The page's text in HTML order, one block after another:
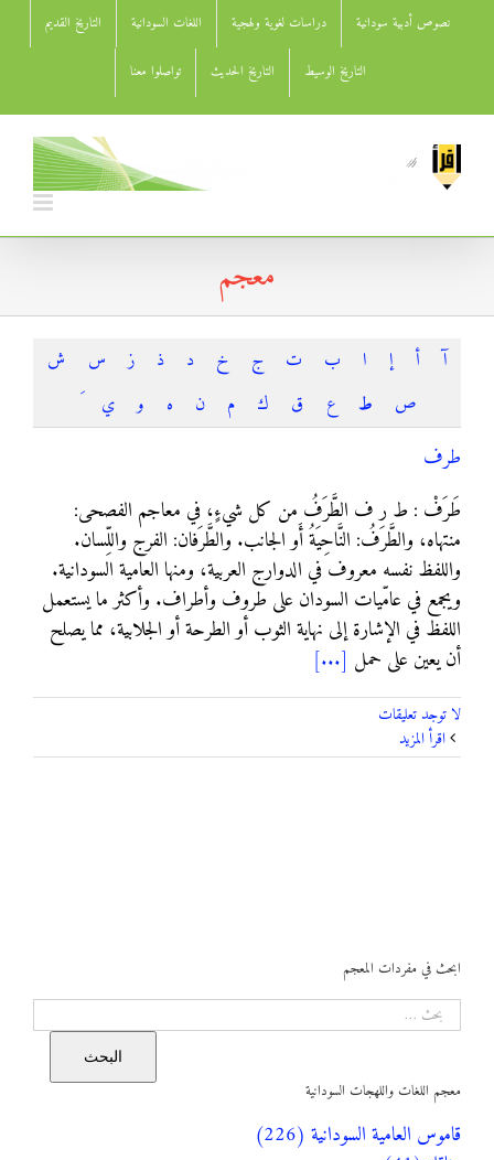
نصوص أدبية سودانية دراسات لغوية ولهجية اللغات السودانية التاريخ القديم
التاريخ الوسيط التاريخ الحديث تواصلوا معنا
معجم
آ أ إ ا ب ت ج خ د ذ ز س
ش
ص
ط ع ق ك م ن ه و ي
طرف
طَرَفْ : ط ر ف الطَّرَفُ من كل شيءٍ، في معاجم الفصحى:
منتهاه، والطَّرَفُ: النَّاحِيَةُ أَو الجانب. والطَّرَفان: الفرج واللِّسان.
واللفظ نفسه معروف في الدوارج العربية، ومنها العامية السودانية.
ويجمع في عامّيات السودان على طروف وأطراف. وأكثر ما يستعمل
اللفظ في الإشارة إلى نهاية الثوب أو الطرحة أو الجلابية، مما يصلح
أن يعين على حمل [...]
لا توجد تعليقات
ابحث في مفردات المعجم
البحث
البحث
معجم اللغات واللهجات السودانية
قاموس العامية السودانية (226)